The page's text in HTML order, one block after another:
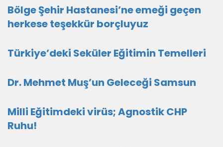
Bölge Şehir Hastanesi’ne emeği geçen
herkese teşekkür borçluyuz
Türkiye’deki Seküler Eğitimin Temelleri
Dr. Mehmet Muş’un Geleceği Samsun
Milli Eğitimdeki virüs; Agnostik CHP
Ruhu!